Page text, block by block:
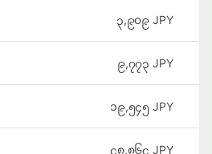
၃,၉၀၉ JPY
၉,၇၇၃ JPY
၁၉,၅၄၅ JPY
၄၈,၈၆၄ JPY